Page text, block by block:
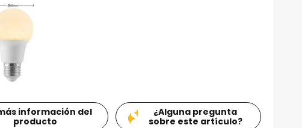
información del
producto
¿Alguna pregunta
sobre este artículo?